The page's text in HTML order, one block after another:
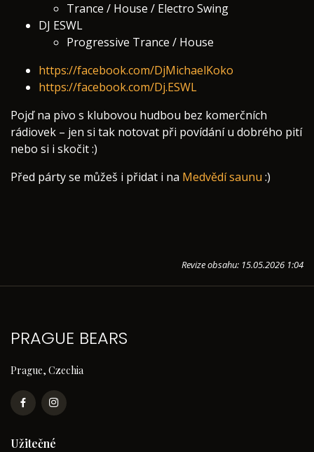
Trance / House / Electro Swing
DJ ESWL
Progressive Trance / House
https://facebook.com/DjMichaelKoko
https://facebook.com/Dj.ESWL
Pojď na pivo s klubovou hudbou bez komerčních
rádiovek – jen si tak notovat při povídání u dobrého pití
nebo si i skočit :)
Před párty se můžeš i přidat i na Medvědí saunu :)
Revize obsahu: 15.05.2026 1:04
PRAGUE BEARS
Prague, Czechia
Užitečné